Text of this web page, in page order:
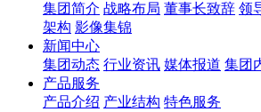
集团简介 战略布局 董事长致辞 领
架构 影像集锦
新闻中心
集团动态 行业资讯 媒体报道 集团
产品服务
产品介绍 产业结构 特色服务